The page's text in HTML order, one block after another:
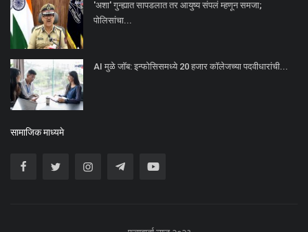
'अशा' गुन्ह्यात सापडलात तर आयुष्य संपलं म्हणून समजा;
पोलिसांचा...
AI मुळे जॉब: इन्फोसिसमध्ये 20 हजार कॉलेजच्या पदवीधारांची...
सामाजिक माध्यमे